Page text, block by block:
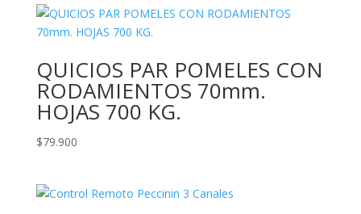
QUICIOS PAR POMELES CON
RODAMIENTOS 70mm.
HOJAS 700 KG.
$79.900